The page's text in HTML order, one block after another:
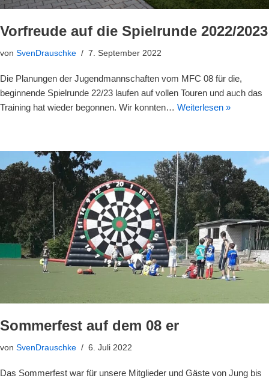
Vorfreude auf die Spielrunde 2022/2023
von SvenDrauschke 7. September 2022
Die Planungen der Jugendmannschaften vom MFC 08 für die,
beginnende Spielrunde 22/23 laufen auf vollen Touren und auch das
Training hat wieder begonnen. Wir konnten… Weiterlesen »
Sommerfest auf dem 08 er
von SvenDrauschke 6. Juli 2022
Das Sommerfest war für unsere Mitglieder und Gäste von Jung bis